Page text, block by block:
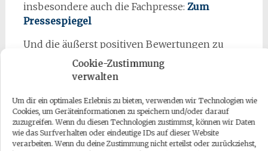
Cookie-Zustimmung
verwalten
Um dir ein optimales Erlebnis zu bieten, verwenden wir Technologien wie
Cookies, um Geräteinformationen zu speichern und/oder darauf
zuzugreifen. Wenn du diesen Technologien zustimmst, können wir Daten
wie das Surfverhalten oder eindeutige IDs auf dieser Website
verarbeiten. Wenn du deine Zustimmung nicht erteilst oder zurückziehst,
insbesondere auch die Fachpresse: Zum
Pressespiegel
Und die äußerst positiven Bewertungen zu
„Aktienfonds für Vorsichtige“
ebenfalls nicht ab. Ende Juni ist der Fonds mit
ganz aktuell führt das renommierte Research-
und Beratungshaus MMD den Fonds mit5 von
5 möglichen Sternenbewertet.